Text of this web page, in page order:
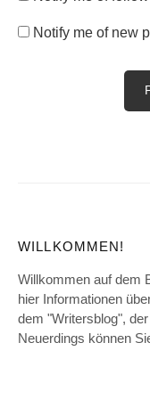
Notify me of new
WILLKOMMEN!
Willkommen auf dem
hier Informationen
dem "Writersblog",
Neuerdings können